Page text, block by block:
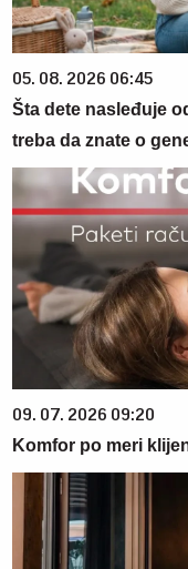
05. 08. 2026 06:45
Šta dete nasleđuje
treba da znate o
09. 07. 2026 09:20
Komfor po meri